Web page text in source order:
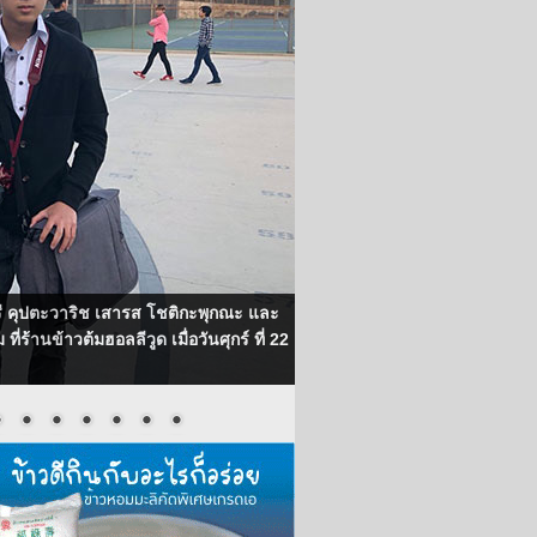
คุปตะวาริช เสารส โชติกะพุกณะ และ
ที่ร้านข้าวต้มฮอลลีวูด เมื่อวันศุกร์ ที่ 22